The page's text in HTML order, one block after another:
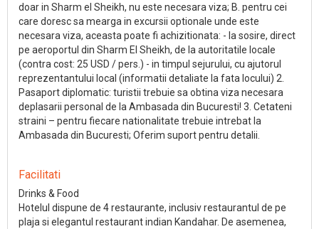
doar in Sharm el Sheikh, nu este necesara viza; B. pentru cei
care doresc sa mearga in excursii optionale unde este
necesara viza, aceasta poate fi achizitionata: - la sosire, direct
pe aeroportul din Sharm El Sheikh, de la autoritatile locale
(contra cost: 25 USD / pers.) - in timpul sejurului, cu ajutorul
reprezentantului local (informatii detaliate la fata locului) 2.
Pasaport diplomatic: turistii trebuie sa obtina viza necesara
deplasarii personal de la Ambasada din Bucuresti! 3. Cetateni
straini – pentru fiecare nationalitate trebuie intrebat la
Ambasada din Bucuresti; Oferim suport pentru detalii.
Facilitati
Drinks & Food
Hotelul dispune de 4 restaurante, inclusiv restaurantul de pe
plaja si elegantul restaurant indian Kandahar. De asemenea,